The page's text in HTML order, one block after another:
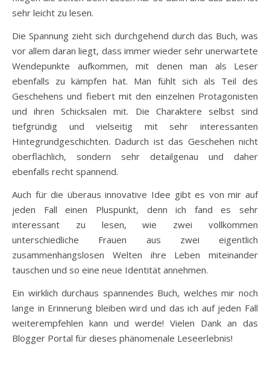
sehr leicht zu lesen.
Die Spannung zieht sich durchgehend durch das Buch, was
vor allem daran liegt, dass immer wieder sehr unerwartete
Wendepunkte aufkommen, mit denen man als Leser
ebenfalls zu kämpfen hat. Man fühlt sich als Teil des
Geschehens und fiebert mit den einzelnen Protagonisten
und ihren Schicksalen mit. Die Charaktere selbst sind
tiefgründig und vielseitig mit sehr interessanten
Hintegrundgeschichten. Dadurch ist das Geschehen nicht
oberflächlich, sondern sehr detailgenau und daher
ebenfalls recht spannend.
Auch für die überaus innovative Idee gibt es von mir auf
jeden Fall einen Pluspunkt, denn ich fand es sehr
interessant zu lesen, wie zwei vollkommen
unterschiedliche Frauen aus zwei eigentlich
zusammenhangslosen Welten ihre Leben miteinander
tauschen und so eine neue Identität annehmen.
Ein wirklich durchaus spannendes Buch, welches mir noch
lange in Erinnerung bleiben wird und das ich auf jeden Fall
weiterempfehlen kann und werde! Vielen Dank an das
Blogger Portal für dieses phänomenale Leseerlebnis!